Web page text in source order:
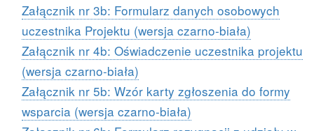
Załącznik nr 3b: Formularz danych osobowych
uczestnika Projektu (wersja czarno-biała)
Załącznik nr 4b: Oświadczenie uczestnika projektu
(wersja czarno-biała)
Załącznik nr 5b: Wzór karty zgłoszenia do formy
wsparcia (wersja czarno-biała)